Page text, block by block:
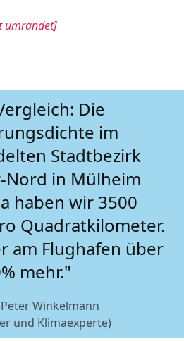
umrandet]
Die
im
Stadtbezirk
Nord in Mülheim
haben wir 3500
Quadratkilometer.
am Flughafen über
mehr."
Winkelmann
und Klimaexperte)